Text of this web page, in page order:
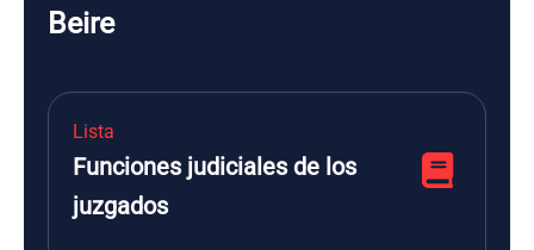
Beire
Lista
Funciones judiciales de los
juzgados